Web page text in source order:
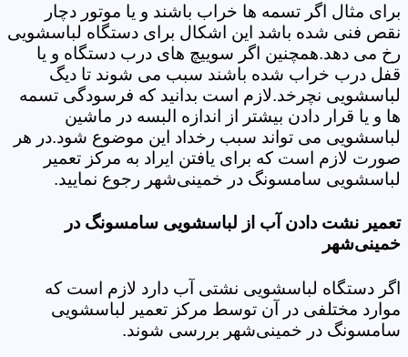
برای مثال اگر تسمه ها خراب باشند و یا موتور دچار
نقص فنی شده باشد این اشکال برای دستگاه لباسشویی
رخ می دهد.همچنین اگر سوییچ های درب دستگاه و یا
قفل درب خراب شده باشند سبب می شوند تا دیگ
لباسشویی نچرخد.لازم است بدانید که فرسودگی تسمه
ها و یا قرار دادن بیشتر از اندازه البسه در ماشین
لباسشویی می تواند سبب رخداد این موضوع شود.در هر
صورت لازم است که برای یافتن ایراد به مرکز تعمیر
لباسشویی سامسونگ در خمینی‌شهر رجوع نمایید.
تعمیر نشت دادن آب از لباسشویی سامسونگ در
خمینی‌شهر
اگر دستگاه لباسشویی نشتی آب دارد لازم است که
موارد مختلفی در آن توسط مرکز تعمیر لباسشویی
سامسونگ در خمینی‌شهر بررسی شوند.